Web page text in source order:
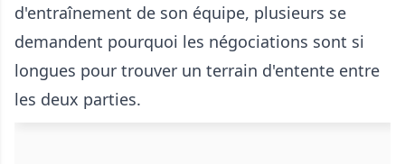
d'entraînement de son équipe, plusieurs se
demandent pourquoi les négociations sont si
longues pour trouver un terrain d'entente entre
les deux parties.